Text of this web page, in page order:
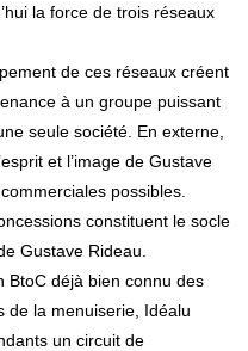
la force de trois réseaux
de ces réseaux créent
à un groupe puissant
seule société. En externe,
et l’image de Gustave
possibles.
constituent le socle
Gustave Rideau.
BtoC déjà bien connu des
de la menuiserie, Idéalu
un circuit de